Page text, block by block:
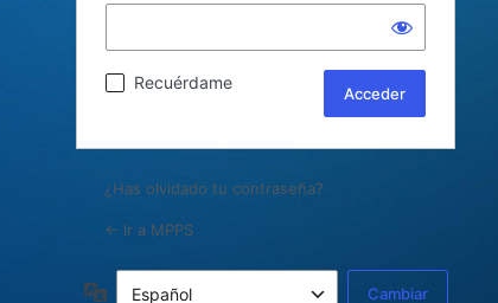
Recuérdame
¿Has olvidado tu contraseña?
← Ir a MPPS
Idioma